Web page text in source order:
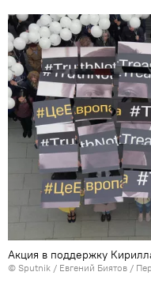
Акция в поддержку
© Sputnik / Евгений Биятов /